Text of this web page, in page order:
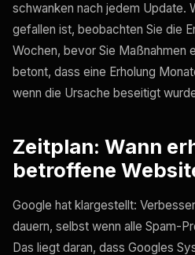
schwanken nach jedem Update.
gefallen ist, beobachten Sie die
Wochen, bevor Sie Maßnahmen
betont, dass eine Erholung
wenn die Ursache beseitigt
Zeitplan: Wann
betroffene
Google hat klargestellt:
dauern, selbst wenn alle Spam-
Das liegt daran, dass Googles